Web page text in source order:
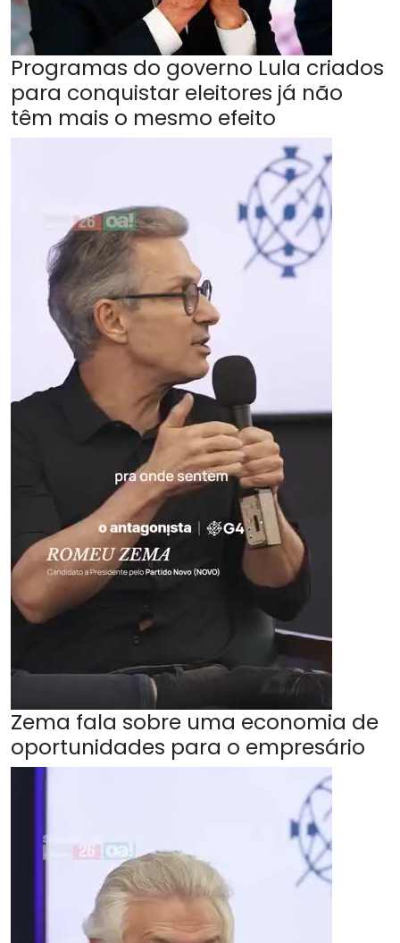
Programas do governo Lula criados
para conquistar eleitores já não
têm mais o mesmo efeito
Zema fala sobre uma economia de
oportunidades para o empresário